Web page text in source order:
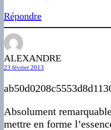
Répondre
ALEXANDRE
23 février 2013
Absolument
mettre en forme